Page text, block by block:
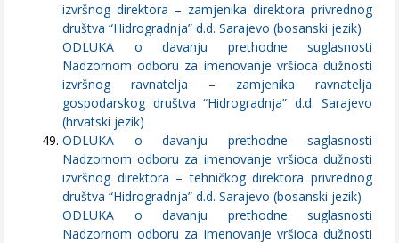
izvršnog direktora – zamjenika direktora privrednog
društva “Hidrogradnja” d.d. Sarajevo (bosanski jezik)
ODLUKA o davanju prethodne suglasnosti
Nadzornom odboru za imenovanje vršioca dužnosti
izvršnog ravnatelja – zamjenika ravnatelja
gospodarskog društva “Hidrogradnja” d.d. Sarajevo
(hrvatski jezik)
ODLUKA o davanju prethodne saglasnosti
Nadzornom odboru za imenovanje vršioca dužnosti
izvršnog direktora – tehničkog direktora privrednog
društva “Hidrogradnja” d.d. Sarajevo (bosanski jezik)
ODLUKA o davanju prethodne suglasnosti
Nadzornom odboru za imenovanje vršioca dužnosti